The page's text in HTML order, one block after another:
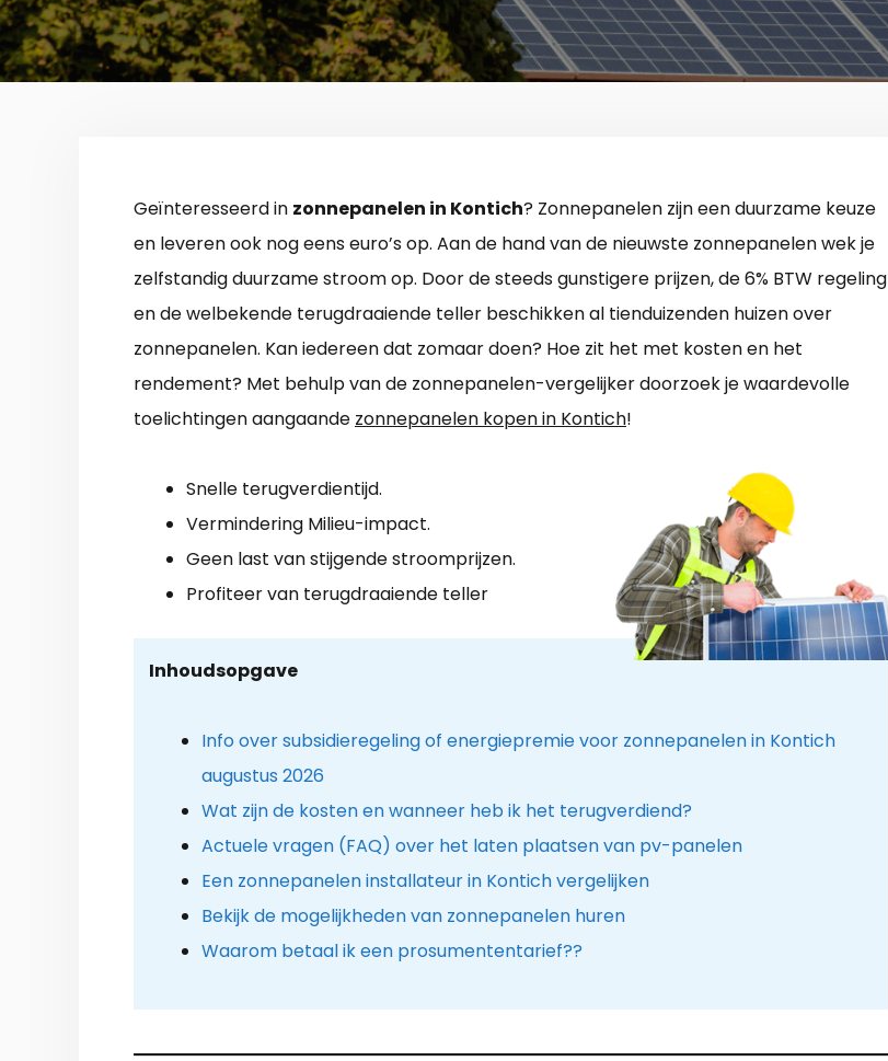
Geïnteresseerd in zonnepanelen in Kontich? Zonnepanelen zijn een duurzame keuze
en leveren ook nog eens euro’s op. Aan de hand van de nieuwste zonnepanelen wek je
zelfstandig duurzame stroom op. Door de steeds gunstigere prijzen, de 6% BTW regeling
en de welbekende terugdraaiende teller beschikken al tienduizenden huizen over
zonnepanelen. Kan iedereen dat zomaar doen? Hoe zit het met kosten en het
rendement? Met behulp van de zonnepanelen-vergelijker doorzoek je waardevolle
toelichtingen aangaande zonnepanelen kopen in Kontich!
Snelle terugverdientijd.
Vermindering Milieu-impact.
Geen last van stijgende stroomprijzen.
Profiteer van terugdraaiende teller
Inhoudsopgave
Info over subsidieregeling of energiepremie voor zonnepanelen in Kontich
augustus 2026
Wat zijn de kosten en wanneer heb ik het terugverdiend?
Actuele vragen (FAQ) over het laten plaatsen van pv-panelen
Een zonnepanelen installateur in Kontich vergelijken
Bekijk de mogelijkheden van zonnepanelen huren
Waarom betaal ik een prosumententarief??